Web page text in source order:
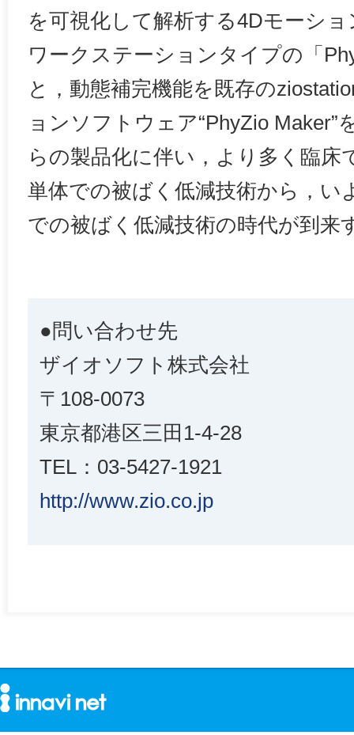
を可視化して解析する4Dモーシ
ワークステーションタイプの「
と，動態補完機能を既存の
ョンソフトウェア“PhyZio Maker”
らの製品化に伴い，より多く臨床
単体での被ばく低減技術から，い
での被ばく低減技術の時代が到来
●問い合わせ先
ザイオソフト株式会社
〒108-0073
東京都港区三田1-4-28
TEL：03-5427-1921
http://www.zio.co.jp